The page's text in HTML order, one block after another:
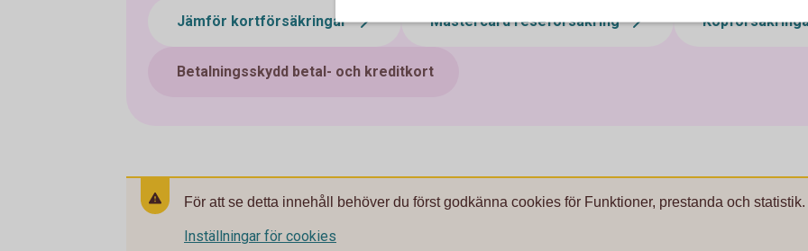
Jämför kortförsäkringar Mastercard reseförsäkring
Betalningsskydd betal- och kreditkort
För att se detta innehåll behöver du först godkänna cookies för Funktioner, prestanda och statistik.
Inställningar för cookies